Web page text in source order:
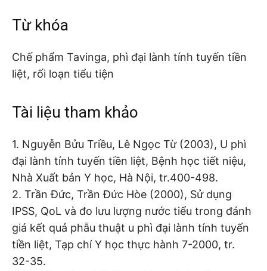
Từ khóa
Chế phẩm Tavinga, phì đại lành tính tuyến tiền
liệt, rối loạn tiểu tiện
Tài liệu tham khảo
1. Nguyễn Bửu Triều, Lê Ngọc Từ (2003), U phì
đại lành tính tuyến tiền liệt, Bệnh học tiết niệu,
Nhà Xuất bản Y học, Hà Nội, tr.400-498.
2. Trần Đức, Trần Đức Hòe (2000), Sử dụng
IPSS, QoL và đo lưu lượng nước tiểu trong đánh
giá kết quả phẫu thuật u phì đại lành tính tuyến
tiền liệt, Tạp chí Y học thực hành 7-2000, tr.
32-35.